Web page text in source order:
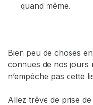
quand même.
Bien peu de choses
connues de nos jours
n’empêche pas cette
Allez trêve de prise